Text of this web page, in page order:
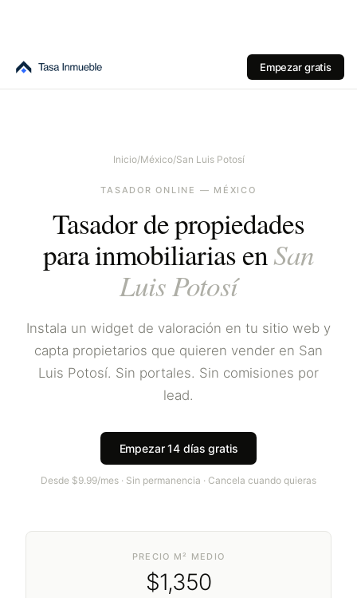
Empezar gratis
Inicio/México/San Luis Potosí
TASADOR ONLINE — MÉXICO
Tasador de propiedades
para inmobiliarias enSan
Luis Potosí
Instala un widget de valoración en tu sitio web y
capta propietarios que quieren vender en San
Luis Potosí. Sin portales. Sin comisiones por
lead.
Empezar 14 días gratis
Desde $9.99/mes · Sin permanencia · Cancela cuando quieras
PRECIO M² MEDIO
$1,350